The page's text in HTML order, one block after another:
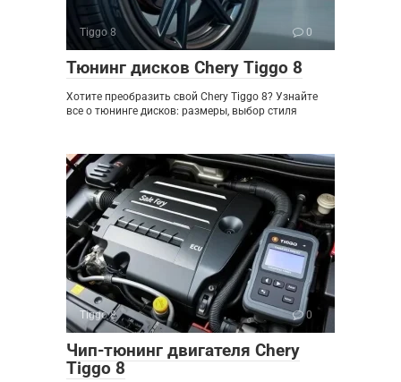
Tiggo 8 0
Тюнинг дисков Chery Tiggo 8
Хотите преобразить свой Chery Tiggo 8? Узнайте
все о тюнинге дисков: размеры, выбор стиля
Tiggo 8 0
Чип-тюнинг двигателя Chery
Tiggo 8